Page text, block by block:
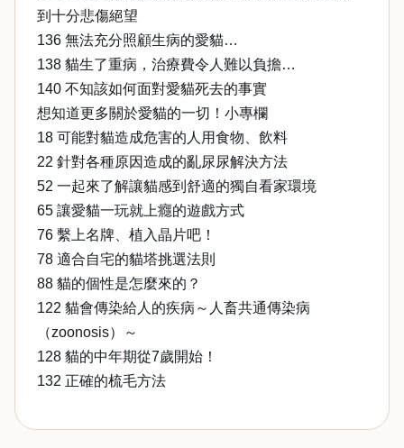
到十分悲傷絕望
136 無法充分照顧生病的愛貓…
138 貓生了重病，治療費令人難以負擔…
140 不知該如何面對愛貓死去的事實
想知道更多關於愛貓的一切！小專欄
18 可能對貓造成危害的人用食物、飲料
22 針對各種原因造成的亂尿尿解決方法
52 一起來了解讓貓感到舒適的獨自看家環境
65 讓愛貓一玩就上癮的遊戲方式
76 繫上名牌、植入晶片吧！
78 適合自宅的貓塔挑選法則
88 貓的個性是怎麼來的？
122 貓會傳染給人的疾病～人畜共通傳染病
（zoonosis）～
128 貓的中年期從7歲開始！
132 正確的梳毛方法